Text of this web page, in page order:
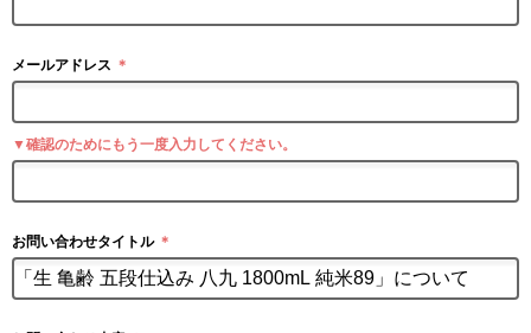
メールアドレス ＊
▼確認のためにもう一度入力してください。
お問い合わせタイトル ＊